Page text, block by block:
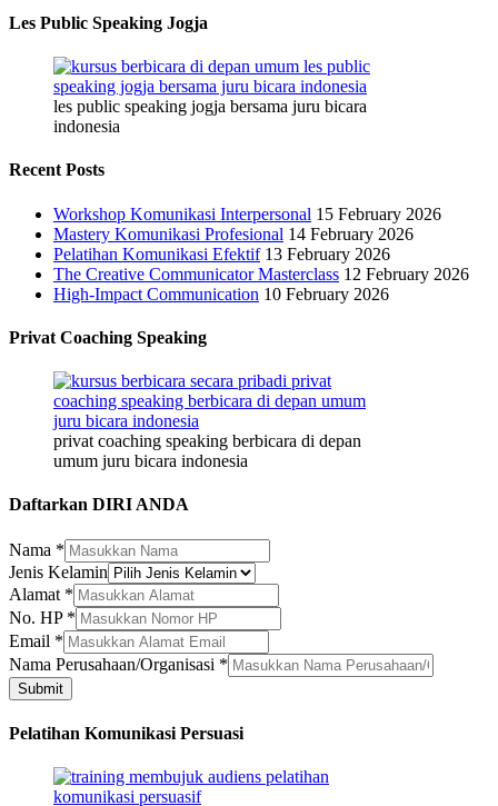
Les Public Speaking Jogja
les public speaking jogja bersama juru bicara
indonesia
Recent Posts
Workshop Komunikasi Interpersonal 15 February 2026
Mastery Komunikasi Profesional 14 February 2026
Pelatihan Komunikasi Efektif 13 February 2026
The Creative Communicator Masterclass 12 February 2026
High-Impact Communication 10 February 2026
Privat Coaching Speaking
privat coaching speaking berbicara di depan
umum juru bicara indonesia
Daftarkan DIRI ANDA
Nama *
Jenis Kelamin
Nama
No.
Jenis
Alamat *
No. HP *
Email *
Nama Perusahaan/Organisasi *
Submit
Pelatihan Komunikasi Persuasi